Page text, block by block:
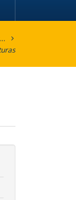
Grado en Geografía e Historia